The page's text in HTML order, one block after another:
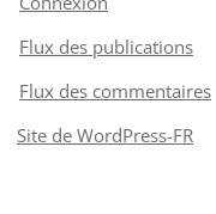
Flux des publications
Flux des commentaires
Site de WordPress-FR